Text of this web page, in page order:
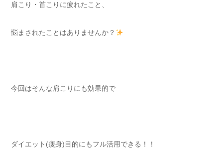
肩こり・首こりに疲れたこと、
悩まされたことはありませんか？
今回はそんな肩こりにも効果的で
ダイエット(瘦身)目的にもフル活用できる！！